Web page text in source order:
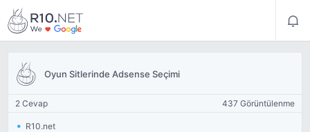
Oyun Sitlerinde Adsense Seçimi
2 Cevap 437 Görüntülenme
R10.net